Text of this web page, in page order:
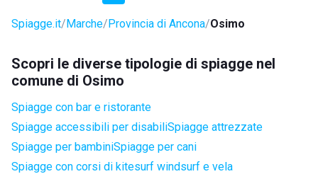
Spiagge.it Marche Provincia di Ancona Osimo
Scopri le diverse tipologie di spiagge nel
comune di Osimo
Spiagge con bar e ristorante
Spiagge accessibili per disabiliSpiagge attrezzate
Spiagge per bambiniSpiagge per cani
Spiagge con corsi di kitesurf windsurf e vela